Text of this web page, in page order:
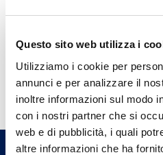
Questo sito web utilizza i
Utilizziamo i cookie per
annunci e per analizzare il
inoltre informazioni sul modo
con i nostri partner che si
web e di pubblicità, i quali
altre informazioni che ha
Hai bisogno di
informazioni?
Trova l'Agenzia più
un nostro Agente.